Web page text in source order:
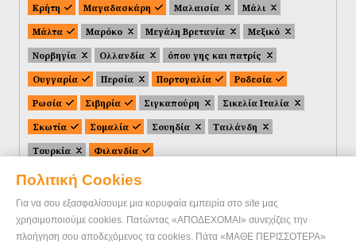
Πολιτική Cookies
Για να σου εξασφαλίσουμε μια κορυφαία εμπειρία στο site μας
χρησιμοποιούμε cookies. Πατώντας «ΑΠΟΔΕΧΟΜΑΙ» συνεχίζεις την
πλοήγηση σου αποδεχόμενος τα cookies. Πάτα «ΜΑΘΕ ΠΕΡΙΣΣΟΤΕΡΑ»
Κρήτη
Μαγαδασκάρη Μαλαισία
Μάλι
Μάλτα
Μαρόκο Μεγάλη Βρετανία
Μεξικό
Νορβηγία
Ολλανδία
όπου γης και πατρίς
Ουγγαρία
Περσία Πορτογαλία
Ροδεσία
Ρωσία
Σιβηρία Σιγκαπούρη
Σικελία Ιταλία
Σκωτία
Σομαλία Σουηδία
Ταιλάνδη
Τουρκία
Φιλανδία